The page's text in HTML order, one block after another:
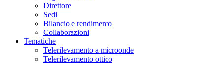
Direttore
Sedi
Bilancio e rendimento
Collaborazioni
Tematiche
Telerilevamento a microonde
Telerilevamento ottico